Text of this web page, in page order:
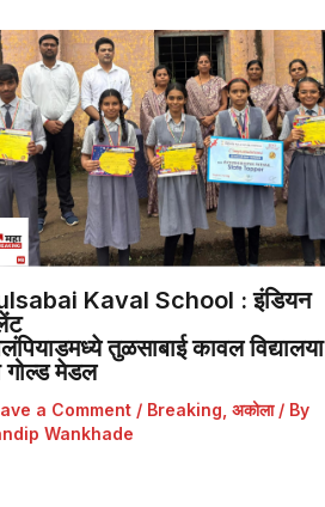
Kaval School : इंडियन
तुळसाबाई कावल विद्यालया
गोल्ड मेडल
a Comment / Breaking, अकोला/ By
Wankhade